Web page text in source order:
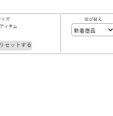
イズ
イテム
セットする
並び替え